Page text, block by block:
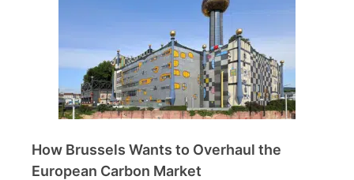
How Brussels Wants to Overhaul the
European Carbon Market